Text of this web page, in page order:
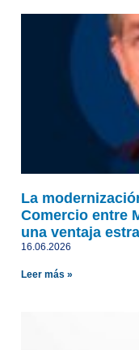
La
Comercio entre
una ventaja
16.06.2026
Leer más »